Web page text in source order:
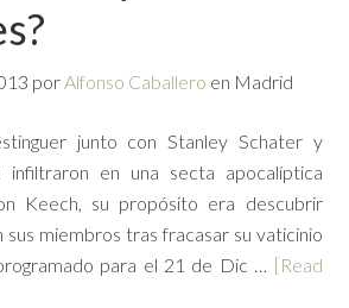
porAlfonso Caballero en Madrid
junto con Stanley Schater y
infiltraron en una secta apocalíptica
Keech, su propósito era descubrir
sus miembros tras fracasar su vaticinio
para el 21 de Dic … [Read